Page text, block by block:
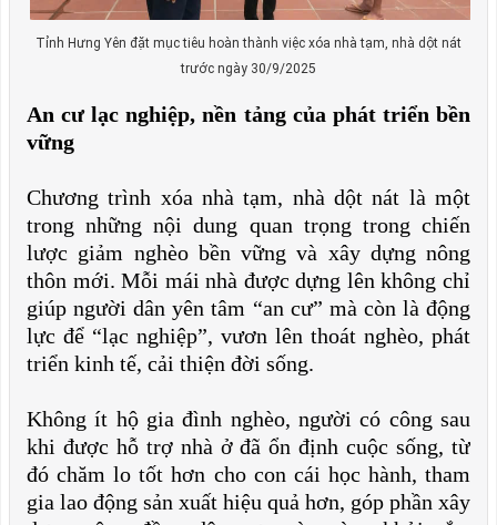
Tỉnh Hưng Yên đặt mục tiêu hoàn thành việc xóa nhà tạm, nhà dột nát
trước ngày 30/9/2025
An cư lạc nghiệp, nền tảng của phát triển bền
vững
Chương trình xóa nhà tạm, nhà dột nát là một
trong những nội dung quan trọng trong chiến
lược giảm nghèo bền vững và xây dựng nông
thôn mới. Mỗi mái nhà được dựng lên không chỉ
giúp người dân yên tâm “an cư” mà còn là động
lực để “lạc nghiệp”, vươn lên thoát nghèo, phát
triển kinh tế, cải thiện đời sống.
Không ít hộ gia đình nghèo, người có công sau
khi được hỗ trợ nhà ở đã ổn định cuộc sống, từ
đó chăm lo tốt hơn cho con cái học hành, tham
gia lao động sản xuất hiệu quả hơn, góp phần xây